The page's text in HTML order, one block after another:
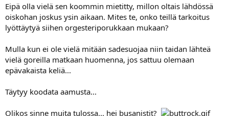
Eipä olla vielä sen koommin mietitty, millon oltais lähdössä
oiskohan joskus ysin aikaan. Mites te, onko teillä tarkoitus
lyöttäytyä siihen orgesteriporukkaan mukaan?
Mulla kun ei ole vielä mitään sadesuojaa niin taidan lähteä
vielä goreilla matkaan huomenna, jos sattuu olemaan
epävakaista keliä...
Täytyy koodata aamusta...
Olikos sinne muita tulossa... hei busanistit?